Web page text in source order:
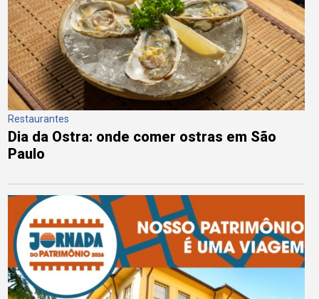
Restaurantes
Dia da Ostra: onde comer ostras em São
Paulo